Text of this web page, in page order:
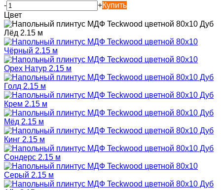
-
+Купить
Цвет